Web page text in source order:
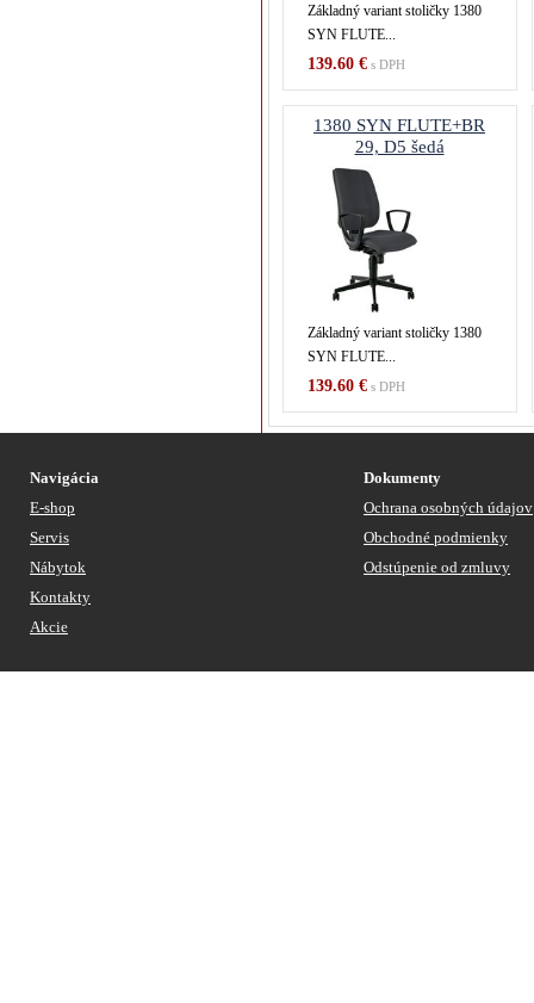
Základný variant stoličky 1380
SYN FLUTE...
139.60 €s DPH
1380 SYN FLUTE+BR
29, D5 šedá
Základný variant stoličky 1380
SYN FLUTE...
139.60 €s DPH
Navigácia
E-shop
Servis
Nábytok
Kontakty
Akcie
Dokumenty
Ochrana osobných údajov
Obchodné podmienky
Odstúpenie od zmluvy